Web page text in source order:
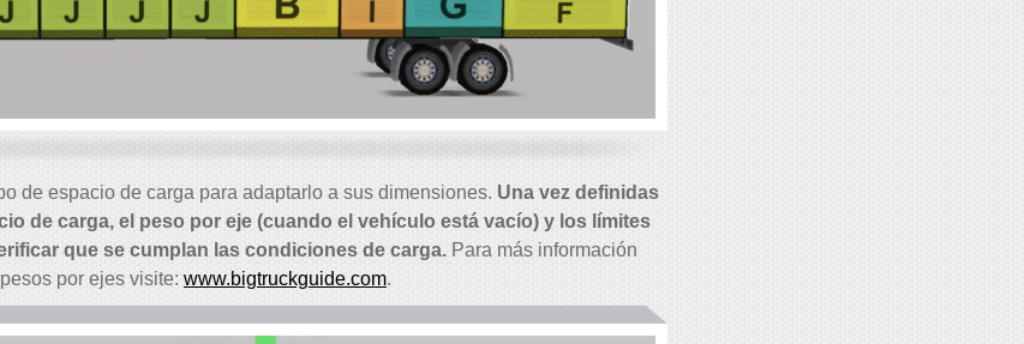
de espacio de carga para adaptarlo a sus dimensiones. Una vez definidas
de carga, el peso por eje (cuando el vehículo está vacío) y los límites
que se cumplan las condiciones de carga. Para más información
por ejes visite: www.bigtruckguide.com.